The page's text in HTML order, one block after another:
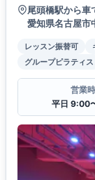
尾頭橋駅から車
愛知県名古屋市
レッスン振替可
グループピラティス
営業
平日 9:00